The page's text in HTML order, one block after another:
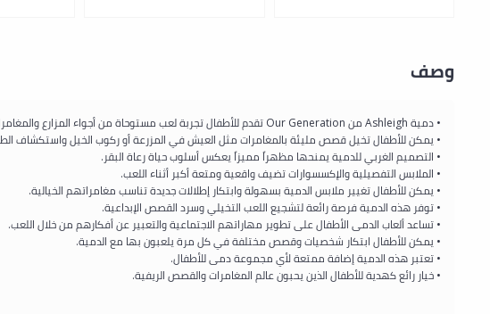
مثالية
وصف
• دمية Ashleigh من Our Generation تقدم للأطفال تجربة لعب مستوحاة من أجواء المزارع والمغامرات الريفية.
• يمكن للأطفال تخيل قصص مليئة بالمغامرات مثل العيش في المزرعة أو ركوب الخيل واستكشاف
• التصميم الغربي للدمية يمنحها مظهراً مميزاً يعكس أسلوب حياة رعاة البقر.
• الملابس التفصيلية والإكسسوارات تضيف واقعية ومتعة أكبر أثناء اللعب.
• يمكن للأطفال تغيير ملابس الدمية بسهولة وابتكار إطلالات جديدة تناسب مغامراتهم الخيالية.
• توفر هذه الدمية فرصة رائعة لتشجيع اللعب التخيلي وسرد القصص الإبداعية.
• تساعد ألعاب الدمى الأطفال على تطوير مهاراتهم الاجتماعية والتعبير عن أفكارهم من خلال اللعب.
• يمكن للأطفال ابتكار شخصيات وقصص مختلفة في كل مرة يلعبون بها مع الدمية.
• تعتبر هذه الدمية إضافة ممتعة لأي مجموعة دمى للأطفال.
• خيار رائع كهدية للأطفال الذين يحبون عالم المغامرات والقصص الريفية.